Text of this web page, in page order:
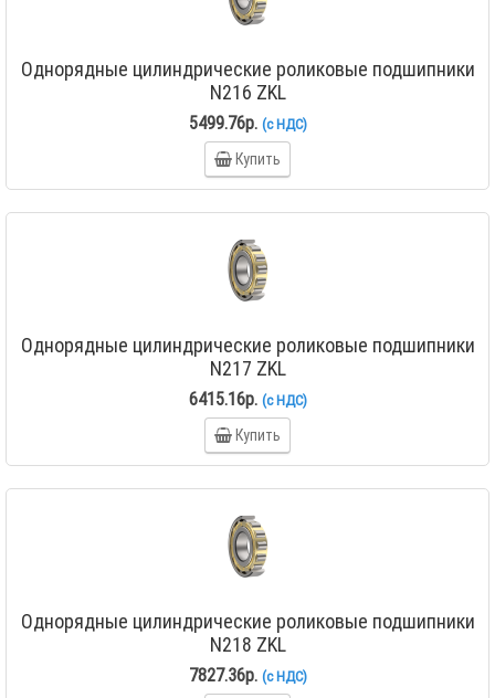
Однорядные цилиндрические роликовые подшипники
N216 ZKL
5499.76р. (с НДС)
Купить
Однорядные цилиндрические роликовые подшипники
N217 ZKL
6415.16р. (с НДС)
Купить
Однорядные цилиндрические роликовые подшипники
N218 ZKL
7827.36р. (с НДС)